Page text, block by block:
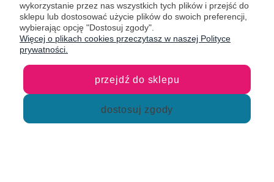
Taśmy
Taping aerial hoop wykorzystuje taśmy ochronne, które
zwiększają przyczepność i chronią koło przed zarysowaniami
także pozwalają na wykonywanie akrobacji w powietrzu w pełnym
komforcie. Jako FR SPORT oferujemy owijki Prodigy Snake —
wykonane z hipoalergicznej tkaniny bawełnianej, łatwe w aplikacji
pozwala dopasować je do stylu sprzętu i własnej artystycznej
wykorzystanie przez nas wszystkich tych plików i przejść do
sklepu lub dostosować użycie plików do swoich preferencji,
wybierając opcję "Dostosuj zgody".
Więcej o plikach cookies przeczytasz w naszej Polityce
prywatności.
przejdź do sklepu
dostosuj zgody